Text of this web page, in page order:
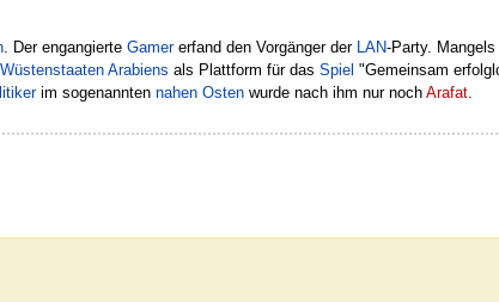
. Der engangierte Gamererfand den Vorgänger der LAN-Party.
Wüstenstaaten Arabiens als Plattform für das Spiel "Gemeinsam
im sogenannten nahen Osten wurde nach ihm nur noch Arafat